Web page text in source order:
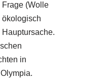
Frage (Wolle
ökologisch
in